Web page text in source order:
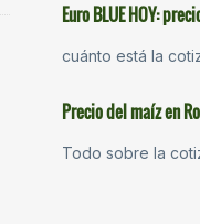
Euro BLUE HOY:
cuánto está la
Precio del maíz en
Todo sobre la